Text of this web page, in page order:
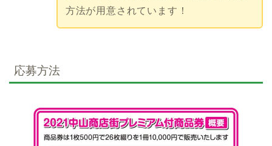
方法が用意されています！
応募方法